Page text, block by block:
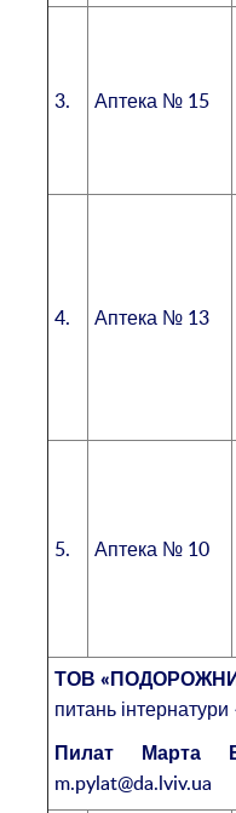
3. Аптека № 15
4. Аптека № 13
5. Аптека № 10
ТОВ
питань інтернатури
Пилат Марта
m.pylat@da.lviv.ua